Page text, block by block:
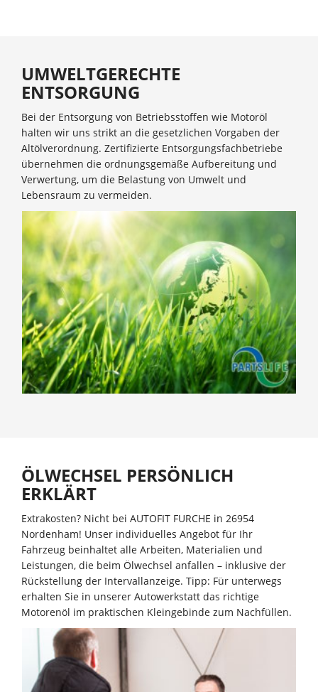
UMWELTGERECHTE
ENTSORGUNG
Bei der Entsorgung von Betriebsstoffen wie Motoröl
halten wir uns strikt an die gesetzlichen Vorgaben der
Altölverordnung. Zertifizierte Entsorgungsfachbetriebe
übernehmen die ordnungsgemäße Aufbereitung und
Verwertung, um die Belastung von Umwelt und
Lebensraum zu vermeiden.
ÖLWECHSEL PERSÖNLICH
ERKLÄRT
Extrakosten? Nicht bei AUTOFIT FURCHE in 26954
Nordenham! Unser individuelles Angebot für Ihr
Fahrzeug beinhaltet alle Arbeiten, Materialien und
Leistungen, die beim Ölwechsel anfallen – inklusive der
Rückstellung der Intervallanzeige. Tipp: Für unterwegs
erhalten Sie in unserer Autowerkstatt das richtige
Motorenöl im praktischen Kleingebinde zum Nachfüllen.